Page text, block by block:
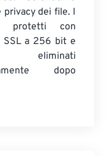
privacy dei file. I
protetti con
SSL a 256 bit e
eliminati
dopo